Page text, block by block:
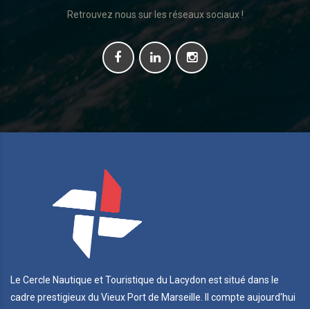
Retrouvez nous sur les réseaux sociaux !
Le Cercle Nautique et Touristique du Lacydon est situé dans le
cadre prestigieux du Vieux Port de Marseille. Il compte aujourd'hui